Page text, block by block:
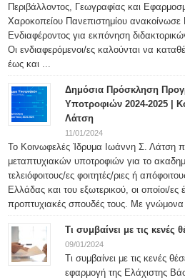
Περιβάλλοντος, Γεωγραφίας και
Χαροκοπείου Πανεπιστημίου
Ενδιαφέροντος για εκπόνηση
Οι ενδιαφερόμενοι/ες καλούνται να
έως και ...
Δημόσια Πρόσκληση
Υποτροφιών 2024-2025 |
Λάτση
11/01/2024
Το Κοινωφελές Ίδρυμα Ιωάννη Σ. Λάτση
μεταπτυχιακών υποτροφιών για το
τελειόφοιτους/ες φοιτητές/ριες ή
Ελλάδας και του εξωτερικού, οι οποίοι/ες
προπτυχιακές σπουδές τους. Με γνώμονα
Τι συμβαίνει με τις κενές
09/01/2024
Τι συμβαίνει με τις κενές
εφαρμογή της Ελάχιστης